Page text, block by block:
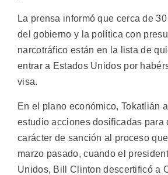
La prensa informó que cerca de
del gobierno y la política con
narcotráfico están en la lista de
entrar a Estados Unidos por
visa.
En el plano económico, Tokatlián
estudio acciones dosificadas para
carácter de sanción al proceso
marzo pasado, cuando el
Unidos, Bill Clinton descertificó a